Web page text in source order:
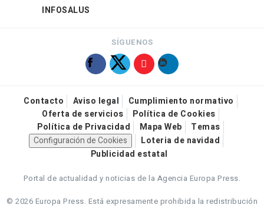
INFOSALUS
SÍGUENOS
Contacto Aviso legal
Cumplimiento normativo
Oferta de servicios
Política de Cookies
Política de Privacidad
Mapa Web
Temas
Configuración de Cookies
Loteria de navidad
Publicidad estatal
Portal de actualidad y noticias de la Agencia Europa Press.
© 2026 Europa Press. Está expresamente prohibida la redistribución